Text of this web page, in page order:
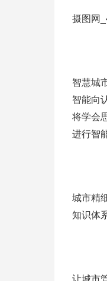
摄图网
智慧城
智能向
将学会
进行智
城市精
知识体
让城市